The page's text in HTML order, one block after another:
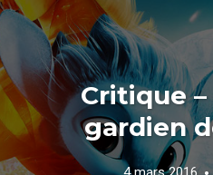
Critique
gardien